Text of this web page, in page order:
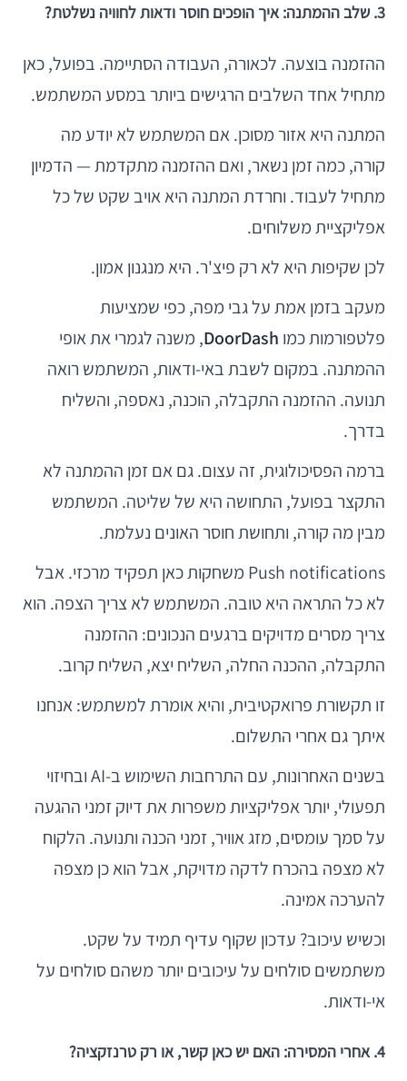
3. שלב ההמתנה: איך הופכים חוסר ודאות לחוויה נשלטת?
ההזמנה בוצעה. לכאורה, העבודה הסתיימה. בפועל, כאן
מתחיל אחד השלבים הרגישים ביותר במסע המשתמש.
המתנה היא אזור מסוכן. אם המשתמש לא יודע מה
קורה, כמה זמן נשאר, ואם ההזמנה מתקדמת — הדמיון
מתחיל לעבוד. וחרדת המתנה היא אויב שקט של כל
אפליקציית משלוחים.
לכן שקיפות היא לא רק פיצ'ר. היא מנגנון אמון.
מעקב בזמן אמת על גבי מפה, כפי שמציעות
פלטפורמות כמו DoorDash, משנה לגמרי את אופי
ההמתנה. במקום לשבת באי-ודאות, המשתמש רואה
תנועה. ההזמנה התקבלה, הוכנה, נאספה, והשליח
בדרך.
ברמה הפסיכולוגית, זה עצום. גם אם זמן ההמתנה לא
התקצר בפועל, התחושה היא של שליטה. המשתמש
מבין מה קורה, ותחושת חוסר האונים נעלמת.
Push notifications משחקות כאן תפקיד מרכזי. אבל
לא כל התראה היא טובה. המשתמש לא צריך הצפה. הוא
צריך מסרים מדויקים ברגעים הנכונים: ההזמנה
התקבלה, ההכנה החלה, השליח יצא, השליח קרוב.
זו תקשורת פרואקטיבית, והיא אומרת למשתמש: אנחנו
איתך גם אחרי התשלום.
בשנים האחרונות, עם התרחבות השימוש ב-AI ובחיזוי
תפעולי, יותר אפליקציות משפרות את דיוק זמני ההגעה
על סמך עומסים, מזג אוויר, זמני הכנה ותנועה. הלקוח
לא מצפה בהכרח לדקה מדויקת, אבל הוא כן מצפה
להערכה אמינה.
וכשיש עיכוב? עדכון שקוף עדיף תמיד על שקט.
משתמשים סולחים על עיכובים יותר משהם סולחים על
אי-ודאות.
4. אחרי המסירה: האם יש כאן קשר, או רק טרנזקציה?